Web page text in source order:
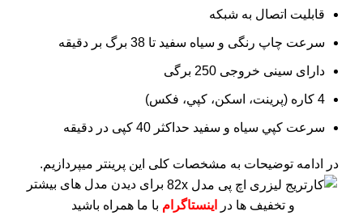
قابلیت اتصال به شبکه
سرعت چاپ رنگی و سیاه سفید تا 38 برگ بر دقیقه
دارای سینی خروجی 250 برگی
4 کاره (پرينت، اسکن، کپي، فکس)
سرعت کپي سياه و سفيد حداکثر 40 کپی در دقیقه
در ادامه توضیحات به مشخصات کلی این پرینتر میپردازیم.
برای دیدن مدل های بیشتر
و تخفیف ها در
اینستاگرام با ما همراه باشید